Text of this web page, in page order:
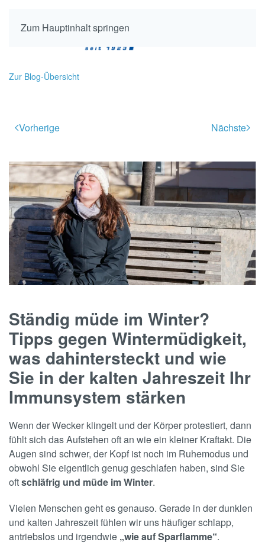
Zum Hauptinhalt springen
Zur Blog-Übersicht
Vorherige Nächste
Ständig müde im Winter?
Tipps gegen Wintermüdigkeit,
was dahintersteckt und wie
Sie in der kalten Jahreszeit Ihr
Immunsystem stärken
Wenn der Wecker klingelt und der Körper protestiert, dann
fühlt sich das Aufstehen oft an wie ein kleiner Kraftakt. Die
Augen sind schwer, der Kopf ist noch im Ruhemodus und
obwohl Sie eigentlich genug geschlafen haben, sind Sie
oftschläfrig und müde im Winter.
Vielen Menschen geht es genauso. Gerade in der dunklen
und kalten Jahreszeit fühlen wir uns häufiger schlapp,
antriebslos und irgendwie „wie auf Sparflamme“.